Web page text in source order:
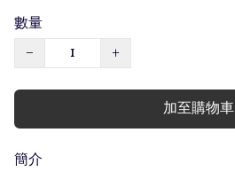
數量
−
+
加至購物車
簡介